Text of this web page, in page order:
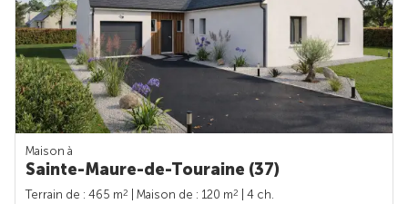
Maison à
Sainte-Maure-de-Touraine (37)
Terrain de : 465 m2 | Maison de : 120 m2
| 4 ch.